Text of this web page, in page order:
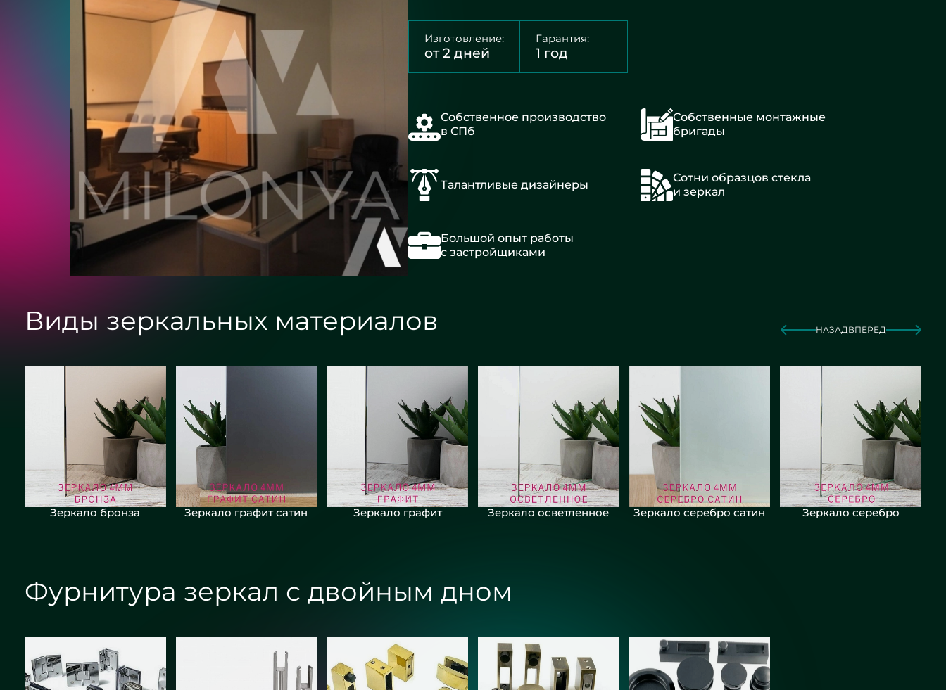
Изготовление:
от 2 дней
Гарантия:
1 год
Собственное производство
в СПб
Собственные монтажные
бригады
Талантливые дизайнеры
Сотни образцов стекла
и зеркал
Большой опыт работы
с застройщиками
Виды зеркальных материалов НАЗАДВПЕРЕД
Зеркало бронза Зеркало графит сатин Зеркало графит Зеркало осветленное Зеркало серебро сатин Зеркало серебро
Фурнитура зеркал с двойным дном